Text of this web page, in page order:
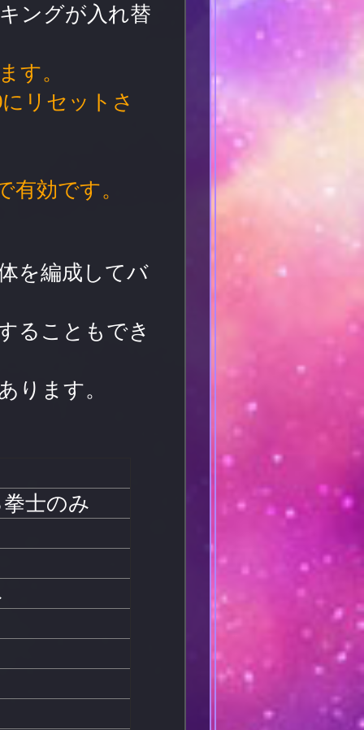
ングが入れ替
す。
リセットさ
効です。
を編成してバ
ることもでき
ります。
士のみ